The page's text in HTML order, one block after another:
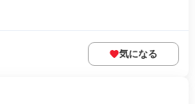
気になる